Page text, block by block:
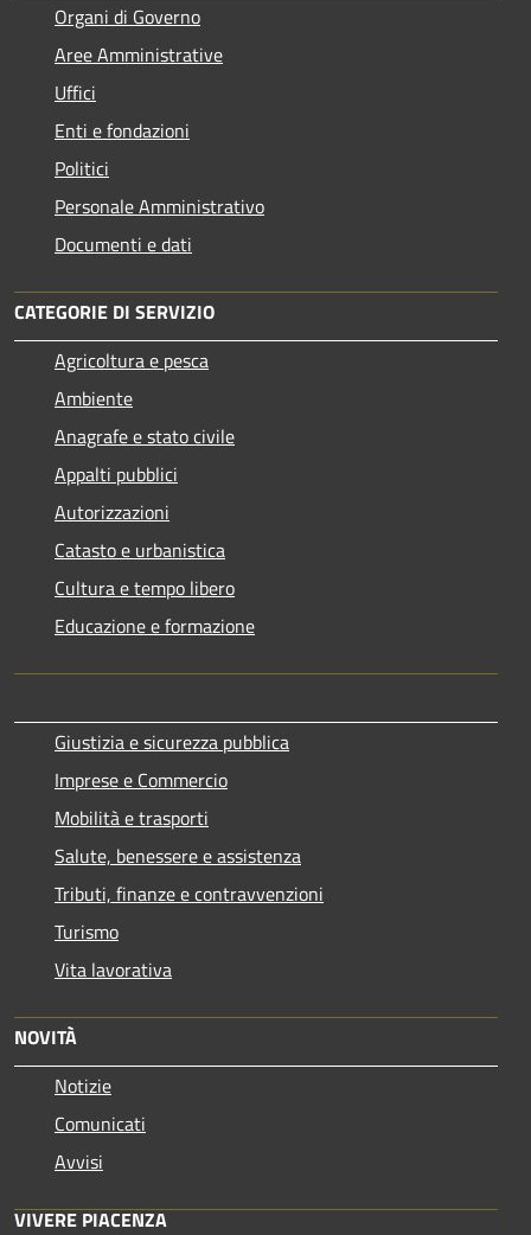
Organi di Governo
Aree Amministrative
Uffici
Enti e fondazioni
Politici
Personale Amministrativo
Documenti e dati
CATEGORIE DI SERVIZIO
Agricoltura e pesca
Ambiente
Anagrafe e stato civile
Appalti pubblici
Autorizzazioni
Catasto e urbanistica
Cultura e tempo libero
Educazione e formazione
Giustizia e sicurezza pubblica
Imprese e Commercio
Mobilità e trasporti
Salute, benessere e assistenza
Tributi, finanze e contravvenzioni
Turismo
Vita lavorativa
NOVITÀ
Notizie
Comunicati
Avvisi
VIVERE PIACENZA